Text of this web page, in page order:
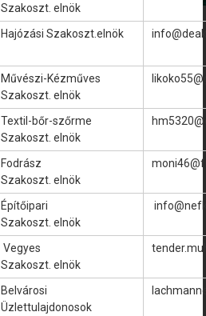
Szakoszt. elnök
Hajózási Szakoszt.elnök
Művészi-Kézműves
Szakoszt. elnök
Textil-bőr-szőrme
Szakoszt. elnök
Fodrász
Szakoszt. elnök
Építőipari
Szakoszt. elnök
Vegyes
Szakoszt. elnök
Belvárosi
Üzlettulajdonosok